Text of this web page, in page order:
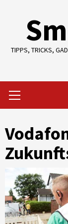
content
TIPPS, TRICKS,
Menu